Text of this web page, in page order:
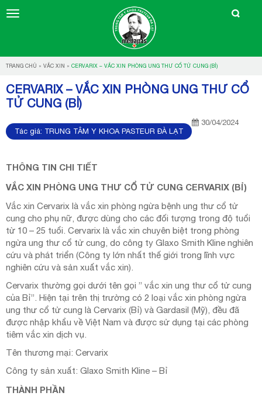
TRANG CHỦ » VẮC XIN » CERVARIX – VẮC XIN PHÒNG UNG THƯ CỔ TỬ CUNG (BỈ)
CERVARIX – VẮC XIN PHÒNG UNG THƯ CỔ
TỬ CUNG (BỈ)
30/04/2024
Tác giả: TRUNG TÂM Y KHOA PASTEUR ĐÀ LẠT
THÔNG TIN CHI TIẾT
VẮC XIN PHÒNG UNG THƯ CỔ TỬ CUNG CERVARIX (BỈ)
Vắc xin Cervarix là vắc xin phòng ngừa bệnh ung thư cổ tử
cung cho phụ nữ, được dùng cho các đối tượng trong độ tuổi
từ 10 – 25 tuổi. Cervarix là vắc xin chuyên biệt trong phòng
ngừa ung thư cổ tử cung, do công ty Glaxo Smith Kline nghiên
cứu và phát triển (Công ty lớn nhất thế giới trong lĩnh vực
nghiên cứu và sản xuất vắc xin).
Cervarix thường gọi dưới tên gọi ” vắc xin ung thư cổ tử cung
của Bỉ”. Hiện tại trên thị trường có 2 loại vắc xin phòng ngừa
ung thư cổ tử cung là Cervarix (Bỉ) và Gardasil (Mỹ), đều đã
được nhập khẩu về Việt Nam và được sử dụng tại các phòng
tiêm vắc xin dịch vụ.
Tên thương mại: Cervarix
Công ty sản xuất: Glaxo Smith Kline – Bỉ
THÀNH PHẦN